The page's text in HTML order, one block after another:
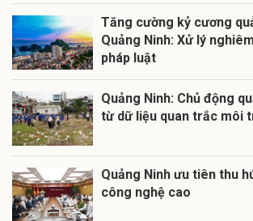
Tăng cường kỷ cương
Quảng Ninh: Xử lý
pháp luật
Quảng Ninh: Chủ động
từ dữ liệu quan trắc môi
Quảng Ninh ưu tiên thu
công nghệ cao